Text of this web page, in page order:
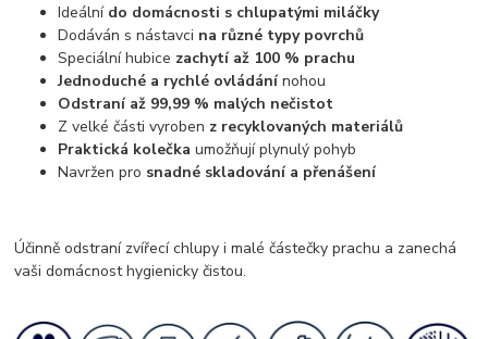
Ideální do domácnosti s chlupatými miláčky
Dodáván s nástavci na různé typy povrchů
Speciální hubice zachytí až 100 % prachu
Jednoduché a rychlé ovládánínohou
Odstraní až 99,99 % malých nečistot
Z velké části vyroben z recyklovaných materiálů
Praktická kolečka umožňují plynulý pohyb
Navržen pro snadné skladování a přenášení
Účinně odstraní zvířecí chlupy i malé částečky prachu a zanechá
vaši domácnost hygienicky čistou.